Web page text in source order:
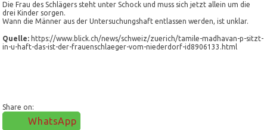
Die Frau des Schlägers steht unter Schock und muss sich jetzt allein um die
drei Kinder sorgen.
Wann die Männer aus der Untersuchungshaft entlassen werden, ist unklar.
Quelle: https://www.blick.ch/news/schweiz/zuerich/tamile-madhavan-p-sitzt-
in-u-haft-das-ist-der-frauenschlaeger-vom-niederdorf-id8906133.html
Share on:
WhatsApp